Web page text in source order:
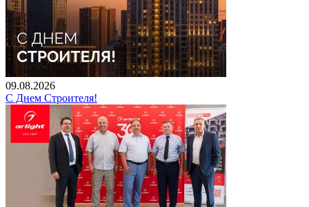
09.08.2026
С Днем Строителя!